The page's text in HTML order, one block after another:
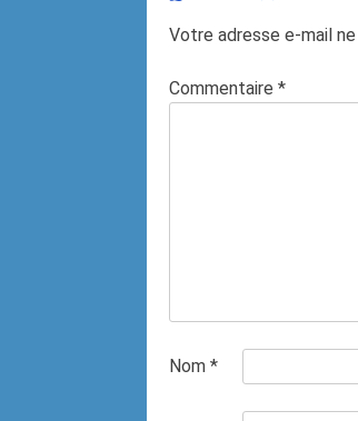
Votre adresse e-mail
Commentaire *
Nom *